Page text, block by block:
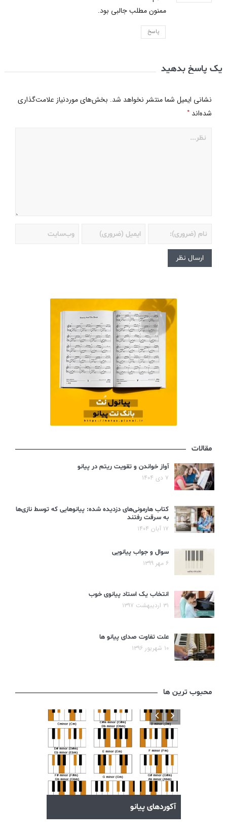
ممنون مطلب جالبی بود.
پاسخ
یک پاسخ بدهید
نشانی ایمیل شما منتشر نخواهد شد. بخش‌های موردنیاز علامت‌گذاری
شده‌اند *
مقالات
آواز خواندن و تقویت ریتم در پیانو
۷ دی ۱۴۰۴
کتاب هارمونی‌های دزدیده شده: پیانوهایی که توسط نازی‌ها
به سرقت رفتند
۱۷ آبان ۱۴۰۴
سوال و جواب پیانویی
۶ مهر ۱۳۹۹
انتخاب یک استاد پیانوی خوب
۳۱ اردیبهشت ۱۳۹۷
علت تفاوت صدای پیانو ها
۱۰ شهریور ۱۳۹۶
محبوب ترین ها
آکوردهای پیانو